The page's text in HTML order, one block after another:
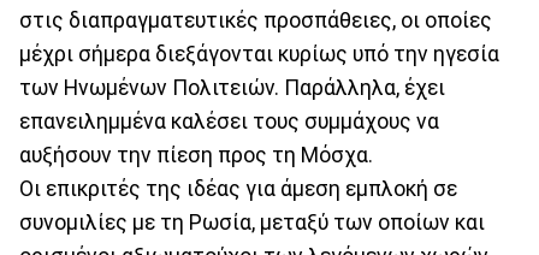
στις διαπραγματευτικές προσπάθειες, οι οποίες
μέχρι σήμερα διεξάγονται κυρίως υπό την ηγεσία
των Ηνωμένων Πολιτειών. Παράλληλα, έχει
επανειλημμένα καλέσει τους συμμάχους να
αυξήσουν την πίεση προς τη Μόσχα.
Οι επικριτές της ιδέας για άμεση εμπλοκή σε
συνομιλίες με τη Ρωσία, μεταξύ των οποίων και